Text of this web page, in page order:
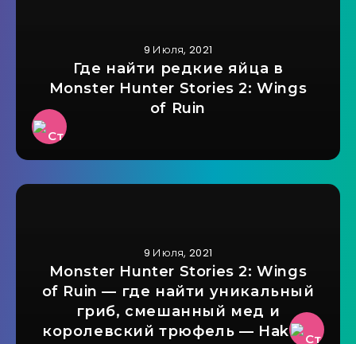
9 Июля, 2021
Где найти редкие яйца в
Monster Hunter Stories 2: Wings
of Ruin
9 Июля, 2021
Monster Hunter Stories 2: Wings
of Ruin — где найти уникальный
гриб, смешанный мед и
королевский трюфель — Hakolo